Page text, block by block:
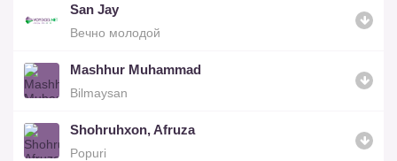
San Jay
Вечно молодой
Mashhur Muhammad
Bilmaysan
Shohruhxon, Afruza
Popuri